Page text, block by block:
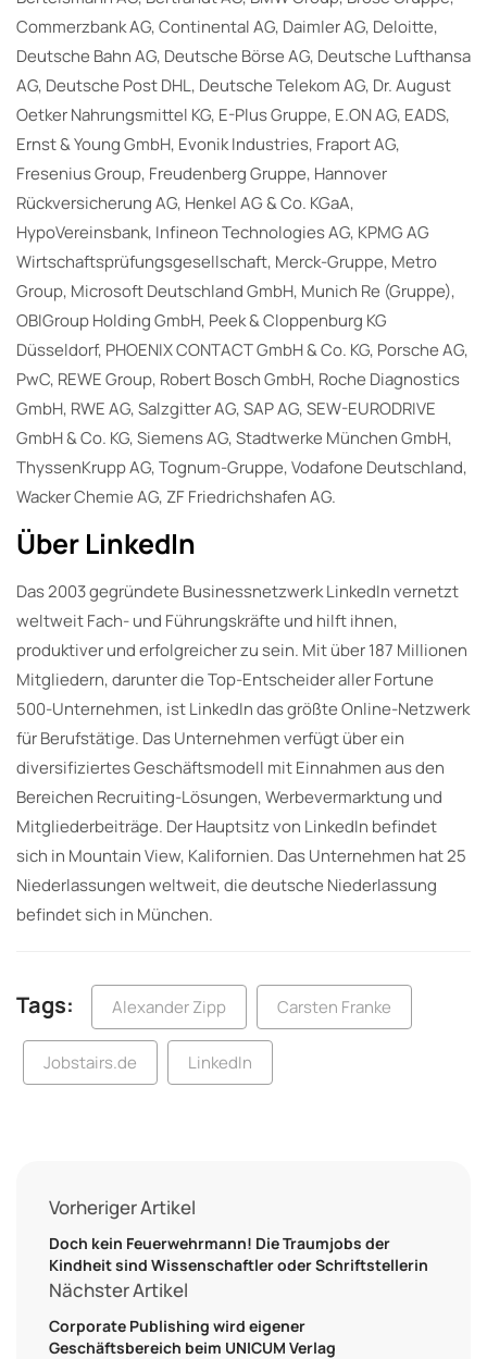
Commerzbank AG, Continental AG, Daimler AG, Deloitte,
Deutsche Bahn AG, Deutsche Börse AG, Deutsche Lufthansa
AG, Deutsche Post DHL, Deutsche Telekom AG, Dr. August
Oetker Nahrungsmittel KG, E-Plus Gruppe, E.ON AG, EADS,
Ernst & Young GmbH, Evonik Industries, Fraport AG,
Fresenius Group, Freudenberg Gruppe, Hannover
Rückversicherung AG, Henkel AG & Co. KGaA,
HypoVereinsbank, Infineon Technologies AG, KPMG AG
Wirtschaftsprüfungsgesellschaft, Merck-Gruppe, Metro
Group, Microsoft Deutschland GmbH, Munich Re (Gruppe),
OBIGroup Holding GmbH, Peek & Cloppenburg KG
Düsseldorf, PHOENIX CONTACT GmbH & Co. KG, Porsche AG,
PwC, REWE Group, Robert Bosch GmbH, Roche Diagnostics
GmbH, RWE AG, Salzgitter AG, SAP AG, SEW-EURODRIVE
GmbH & Co. KG, Siemens AG, Stadtwerke München GmbH,
ThyssenKrupp AG, Tognum-Gruppe, Vodafone Deutschland,
Wacker Chemie AG, ZF Friedrichshafen AG.
Über LinkedIn
Das 2003 gegründete Businessnetzwerk LinkedIn vernetzt
weltweit Fach- und Führungskräfte und hilft ihnen,
produktiver und erfolgreicher zu sein. Mit über 187 Millionen
Mitgliedern, darunter die Top-Entscheider aller Fortune
500-Unternehmen, ist LinkedIn das größte Online-Netzwerk
für Berufstätige. Das Unternehmen verfügt über ein
diversifiziertes Geschäftsmodell mit Einnahmen aus den
Bereichen Recruiting-Lösungen, Werbevermarktung und
Mitgliederbeiträge. Der Hauptsitz von LinkedIn befindet
sich in Mountain View, Kalifornien. Das Unternehmen hat 25
Niederlassungen weltweit, die deutsche Niederlassung
befindet sich in München.
Tags: Alexander Zipp Carsten Franke
Jobstairs.de LinkedIn
Vorheriger Artikel
Doch kein Feuerwehrmann! Die Traumjobs der
Kindheit sind Wissenschaftler oder Schriftstellerin
Nächster Artikel
Corporate Publishing wird eigener
Geschäftsbereich beim UNICUM Verlag